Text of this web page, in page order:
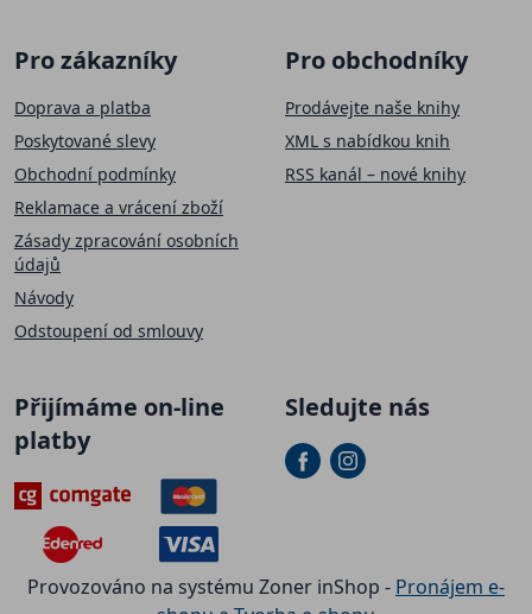
Pro zákazníky
Doprava a platba
Poskytované slevy
Obchodní podmínky
Reklamace a vrácení zboží
Zásady zpracování osobních
údajů
Návody
Odstoupení od smlouvy
Pro obchodníky
Prodávejte naše knihy
XML s nabídkou knih
RSS kanál – nové knihy
Přijímáme on-line
platby
Sledujte nás
Provozováno na systému Zoner inShop - Pronájem e-